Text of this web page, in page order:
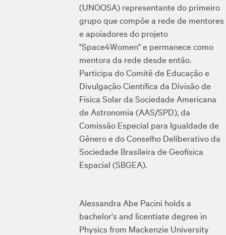
(UNOOSA) representante do primeiro
grupo que compõe a rede de mentores
e apoiadores do projeto
"Space4Women" e permanece como
mentora da rede desde então.
Participa do Comitê de Educação e
Divulgação Científica da Divisão de
Física Solar da Sociedade Americana
de Astronomia (AAS/SPD), da
Comissão Especial para Igualdade de
Gênero e do Conselho Deliberativo da
Sociedade Brasileira de Geofísica
Espacial (SBGEA).
Alessandra Abe Pacini holds a
bachelor's and licentiate degree in
Physics from Mackenzie University